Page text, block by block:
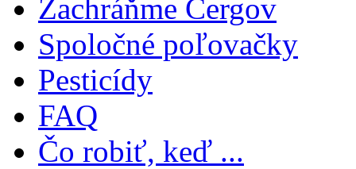
Zachráňme Čergov
Spoločné poľovačky
Pesticídy
FAQ
Čo robiť, keď ...